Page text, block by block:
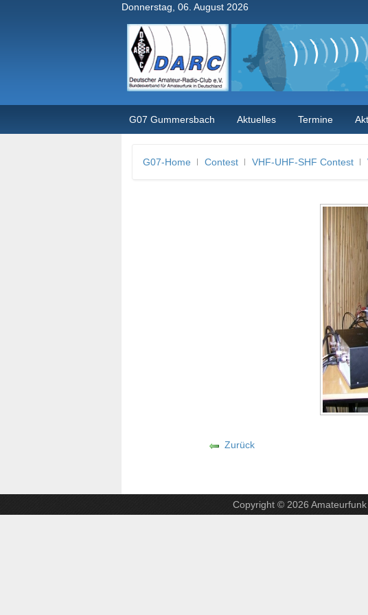
Donnerstag, 06. August 2026
G07 Gummersbach Aktuelles Termine
G07-Home Contest VHF-UHF-SHF Contest
Zurück
Copyright © 2026